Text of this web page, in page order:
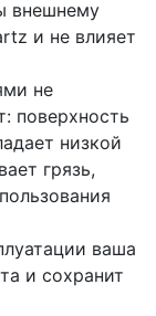
внешнему
и не влияет
не
поверхность
низкой
грязь,
ваша
и сохранит